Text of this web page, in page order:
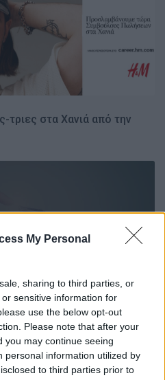
My Personal
sharing to third parties, or
sensitive information for
use the below opt-out
Please note that after your
you may continue seeing
personal information utilized by
to third parties prior to
στα Χανιά από την
μου με το ΑΙ